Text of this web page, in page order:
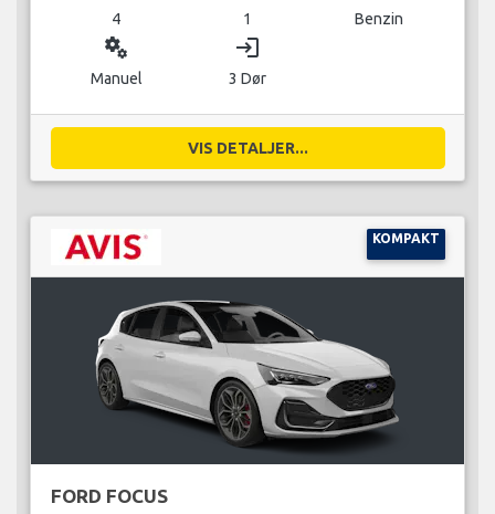
4 1 Benzin
miscellaneous_services
Manuel
login
3 Dør
VIS DETALJER...
KOMPAKT
FORD FOCUS